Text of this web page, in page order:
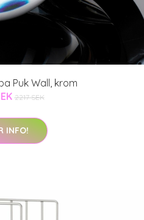
Puk Wall, krom
2217 SEK
INFO!